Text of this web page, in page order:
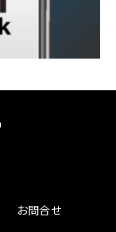
お問合せ